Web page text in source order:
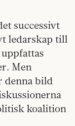
successivt
ledarskap till
Men
denna bild
koalition